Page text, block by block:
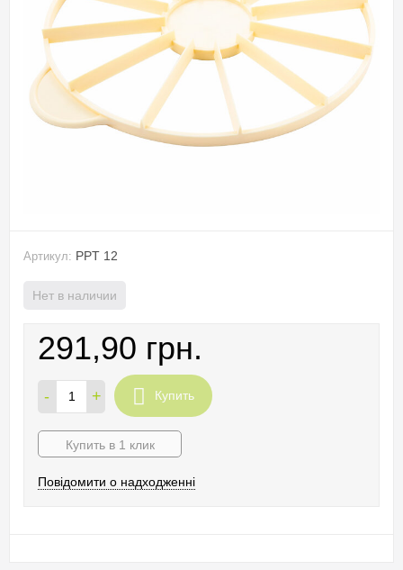
Артикул: PPT 12
Нет в наличии
291,90 грн.
- + Купить
Купить в 1 клик
Повідомити о надходженні